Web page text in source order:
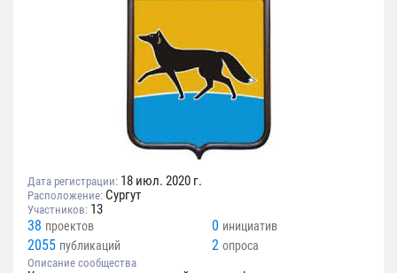
Дата регистрации: 18 июл. 2020 г.
Расположение: Сургут
Участников: 13
38 проектов 0 инициатив
2055 публикаций 2 опроса
Описание сообщества